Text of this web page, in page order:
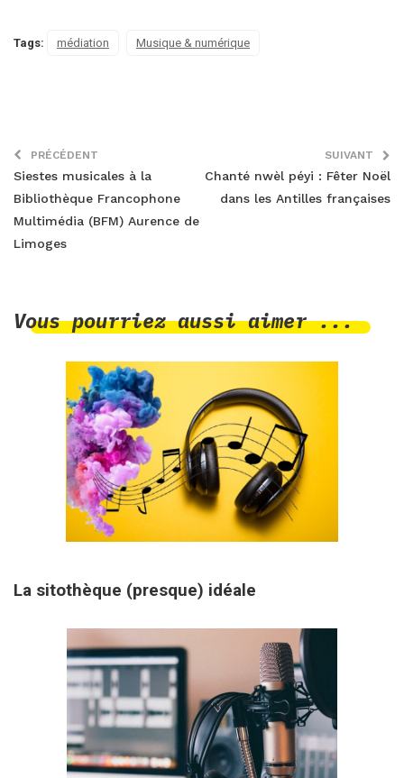
Tags: médiation Musique & numérique
PRÉCÉDENT
Siestes musicales à la
Bibliothèque Francophone
Multimédia (BFM) Aurence de
Limoges
SUIVANT
Chanté nwèl péyi : Fêter Noël
dans les Antilles françaises
Vous pourriez aussi aimer ...
La sitothèque (presque) idéale